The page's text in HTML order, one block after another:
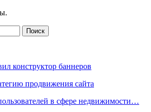
конструктор баннеров
продвижения сайта
в сфере недвижимости…